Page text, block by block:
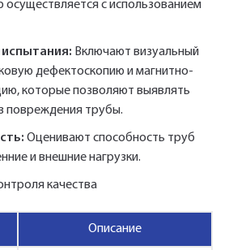
осуществляется с использованием
Включают визуальный
дефектоскопию и магнитно-
которые позволяют выявлять
повреждения трубы.
Оценивают способность труб
и внешние нагрузки.
качества
Описание